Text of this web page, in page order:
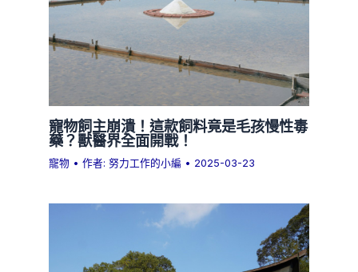
寵物飼主崩潰！這款飼料竟是毛孩慢性毒
藥？獸醫界全面開戰！
寵物 • 作者:努力工作的小編 • 2025-03-23